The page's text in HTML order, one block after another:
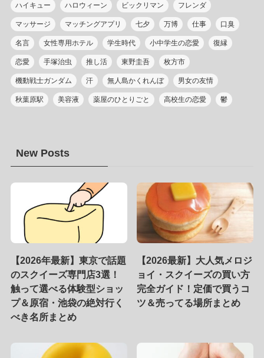
ハイキュー ハロウィーン ビックリマン フレンダ
マッサージ マッチングアプリ 七夕 万博 仕事 口臭
名言 女性専用ホテル 学生時代 小中学生の恋愛 復縁
恋愛 手塚治虫 推し活 東野圭吾 枚方市
機動戦士ガンダム 汗 無人島かくれんぼ 男女の友情
秋葉原駅 美容液 薬屋のひとりごと 高校生の恋愛 鬱
New Posts
【2026年最新】東京で話題
のスクイーズ専門店3選！
触って選べる体験型ショッ
プ＆原宿・池袋の絶対行く
べき名所まとめ
【2026最新】大人気メロジ
ョイ・スクイーズの買い方
完全ガイド！定価で買うコ
ツ＆売ってる場所まとめ